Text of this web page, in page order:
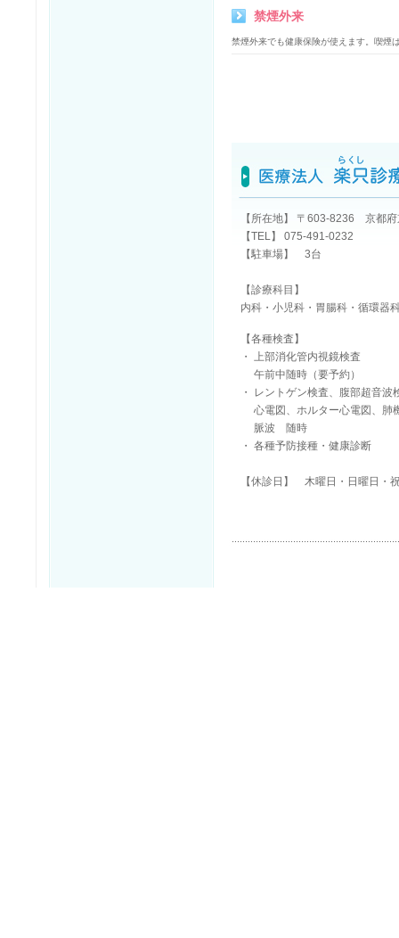
禁煙外来
禁煙外来でも健康保険が使えます。喫煙
【所在地】 〒603-8236 京都
【TEL】 075-491-0232
【駐車場】 3台
【診療科目】
内科・小児科・胃腸科・循環器
【各種検査】
・ 上部消化管内視鏡検査
午前中随時（要予約）
・ レントゲン検査、腹部超音波
心電図、ホルター心電図、肺
脈波 随時
・ 各種予防接種・健康診断
【休診日】 木曜日・日曜日・